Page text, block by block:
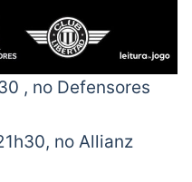
, no Defensores
no Allianz